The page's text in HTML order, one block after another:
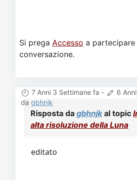
Si prega Accesso a partecipare
conversazione.
7 Anni 3 Settimane fa - 6
da gbhnjk
Risposta da gbhnjkal topic
alta risoluzione della Luna
editato